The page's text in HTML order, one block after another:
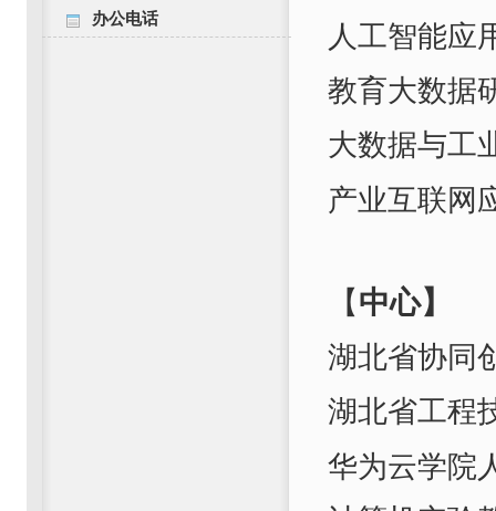
办公电话
人工智能应
教育大数据
大数据与工
产业互联
【中心】
湖北省协同
湖北省工程
华为云学院